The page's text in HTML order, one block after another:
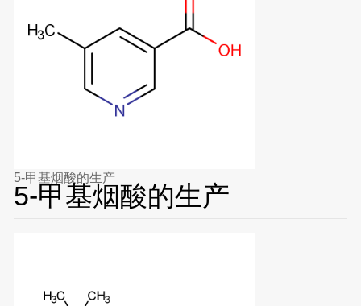
5-甲基烟酸的生产
5-甲基烟酸的生产